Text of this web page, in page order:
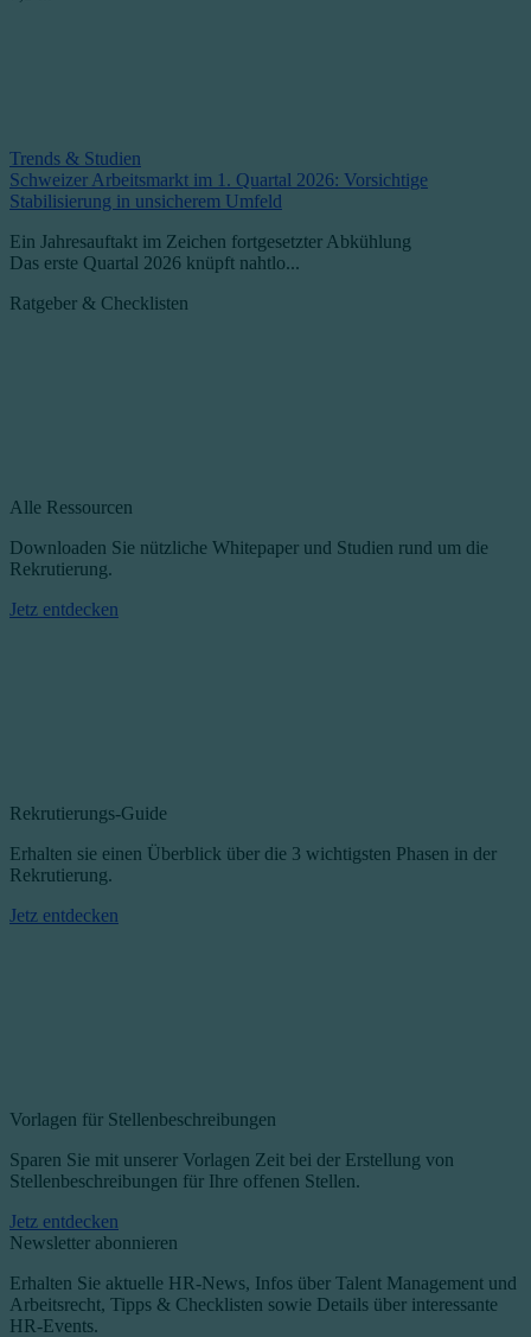
Trends & Studien
Schweizer Arbeitsmarkt im 1. Quartal 2026: Vorsichtige
Stabilisierung in unsicherem Umfeld
Ein Jahresauftakt im Zeichen fortgesetzter Abkühlung
Das erste Quartal 2026 knüpft nahtlo...
Ratgeber & Checklisten
Alle Ressourcen
Downloaden Sie nützliche Whitepaper und Studien rund um die
Rekrutierung.
Jetz entdecken
Rekrutierungs-Guide
Erhalten sie einen Überblick über die 3 wichtigsten Phasen in der
Rekrutierung.
Jetz entdecken
Vorlagen für Stellenbeschreibungen
Sparen Sie mit unserer Vorlagen Zeit bei der Erstellung von
Stellenbeschreibungen für Ihre offenen Stellen.
Jetz entdecken
Newsletter abonnieren
Erhalten Sie aktuelle HR-News, Infos über Talent Management und
Arbeitsrecht, Tipps & Checklisten sowie Details über interessante
HR-Events.